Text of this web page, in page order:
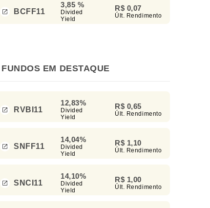
BCFF11
3,85 %
Divided
Yield
R$ 0,07
Últ. Rendimento
FUNDOS EM DESTAQUE
RVBI11
12,83%
Divided
Yield
R$ 0,65
Últ. Rendimento
SNFF11
14,04%
Divided
Yield
R$ 1,10
Últ. Rendimento
SNCI11
14,10%
Divided
Yield
R$ 1,00
Últ. Rendimento